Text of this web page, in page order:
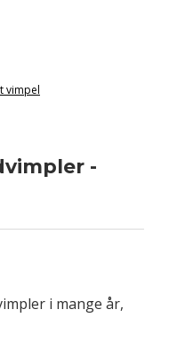
vimpel
-
i mange år,